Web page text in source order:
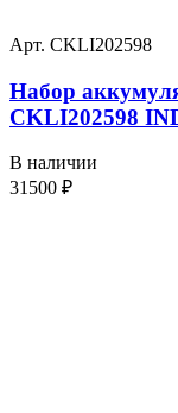
Арт. CKLI202598
Набор
CKLI202598
В наличии
31500 ₽